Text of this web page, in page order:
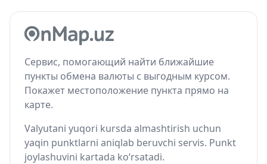
Сервис, помогающий найти ближайшие
пункты обмена валюты с выгодным курсом.
Покажет местоположение пункта прямо на
карте.
Valyutani yuqori kursda almashtirish uchun
yaqin punktlarni aniqlab beruvchi servis. Punkt
joylashuvini kartada ko‘rsatadi.